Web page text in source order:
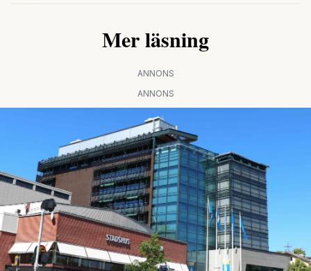
Mer läsning
ANNONS
ANNONS